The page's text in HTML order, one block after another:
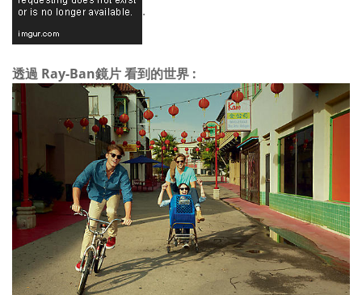
.
透過 Ray-Ban鏡片 看到的世界 :